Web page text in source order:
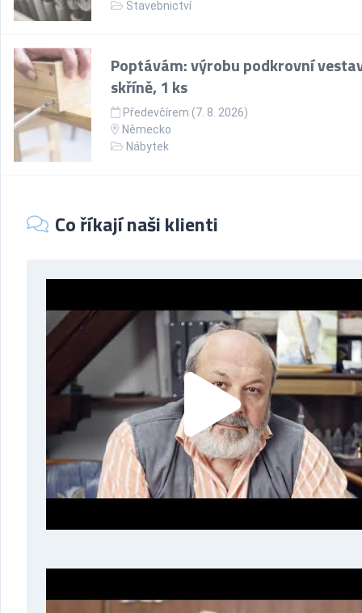
Stavebnictví
Poptávám: výrobu podkrovní
skříně, 1 ks
Předevčírem (7. 8. 2026)
Německo
Nábytek
Co říkají naši klienti